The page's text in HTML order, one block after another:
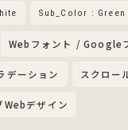
Sub_Color : Green
Webフォント / Google
デーション スクロー
Webデザイン